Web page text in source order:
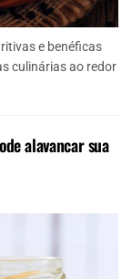
e benéficas
culinárias ao redor
alavancar sua